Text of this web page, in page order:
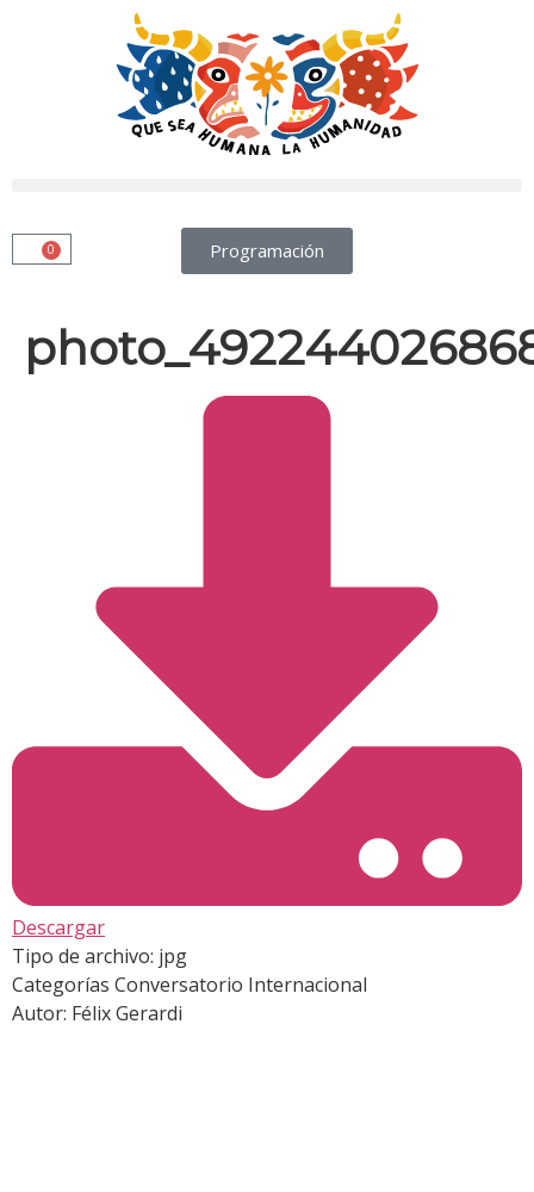
Programación
0
Descargar
Tipo de archivo: jpg
Categorías Conversatorio Internacional
Autor: Félix Gerardi